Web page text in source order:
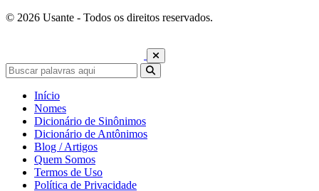
© 2026 Usante - Todos os direitos reservados.
Início
Nomes
Dicionário de Sinônimos
Dicionário de Antônimos
Blog / Artigos
Quem Somos
Termos de Uso
Política de Privacidade